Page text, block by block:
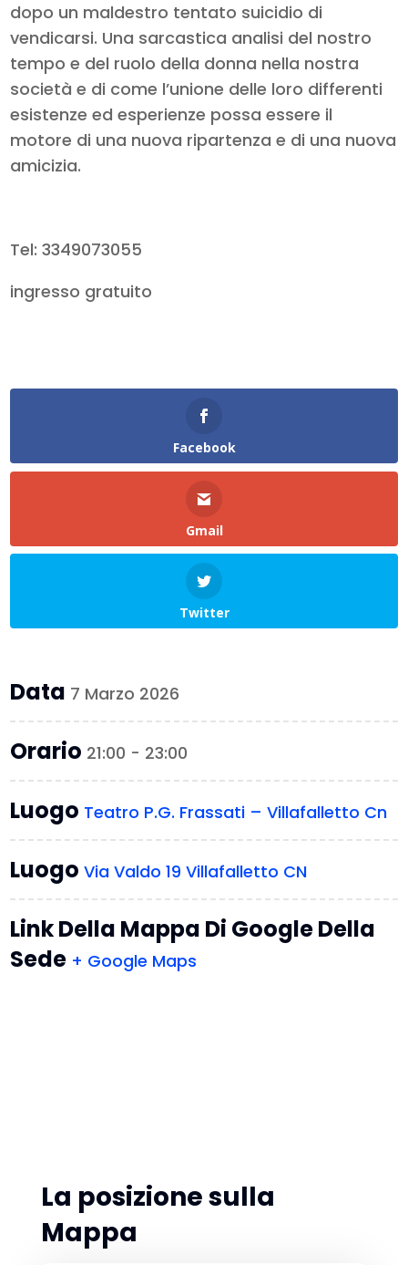
dopo un maldestro tentato suicidio di
vendicarsi. Una sarcastica analisi del nostro
tempo e del ruolo della donna nella nostra
società e di come l’unione delle loro differenti
esistenze ed esperienze possa essere il
motore di una nuova ripartenza e di una nuova
amicizia.
Tel: 3349073055
ingresso gratuito
Facebook
Gmail
Twitter
Data 7 Marzo 2026
Orario 21:00 - 23:00
Luogo Teatro P.G. Frassati – Villafalletto Cn
LuogoVia Valdo 19 Villafalletto CN
Link Della Mappa Di Google Della
Sede + Google Maps
La posizione sulla
Mappa